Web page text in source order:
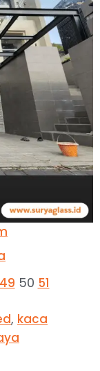
49 50 51
, kaca